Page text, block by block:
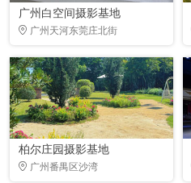
广州白空间摄影基地
广州天河东莞庄北街
柏尔庄园摄影基地
广州番禺区沙湾